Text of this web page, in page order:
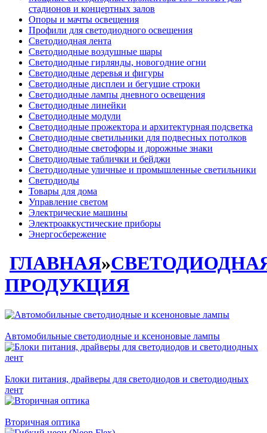
стадионов и концертных залов
Опоры и мачты освещения
Профили для светодиодного освещения
Светодиодная лента
Светодиодные воздушные шары
Светодиодные гирлянды, новогодние огни
Светодиодные деревья и фигуры
Светодиодные дисплеи и бегущие строки
Светодиодные лампы дневного освещения
Светодиодные линейки
Светодиодные модули
Светодиодные прожектора и архитектурная подсветка
Светодиодные светильники для подвесных потолков
Светодиодные светофоры и дорожные знаки
Светодиодные таблички и бейджи
Светодиодные уличные и промышленные светильники
Светодиоды
Товары для дома
Управление светом
Электрические машины
Электроаккустические приборы
Энергосбережение
ГЛАВНАЯ»
ПРОДУКЦИЯ
Автомобильные светодиодные и ксеноновые лампы
Блоки питания, драйверы для светодиодов и светодиодных
лент
Вторичная оптика